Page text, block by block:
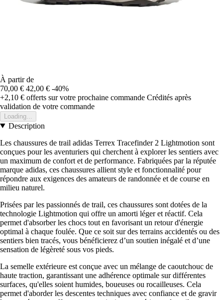
À partir de
70,00 € 42,00 € -40%
+2,10 € offerts sur votre prochaine commande Crédités après
validation de votre commande
Loading...
Description
Les chaussures de trail adidas Terrex Tracefinder 2 Lightmotion sont
conçues pour les aventuriers qui cherchent à explorer les sentiers avec
un maximum de confort et de performance. Fabriquées par la réputée
marque adidas, ces chaussures allient style et fonctionnalité pour
répondre aux exigences des amateurs de randonnée et de course en
milieu naturel.
Prisées par les passionnés de trail, ces chaussures sont dotées de la
technologie Lightmotion qui offre un amorti léger et réactif. Cela
permet d'absorber les chocs tout en favorisant un retour d'énergie
optimal à chaque foulée. Que ce soit sur des terrains accidentés ou des
sentiers bien tracés, vous bénéficierez d’un soutien inégalé et d’une
sensation de légèreté sous vos pieds.
La semelle extérieure est conçue avec un mélange de caoutchouc de
haute traction, garantissant une adhérence optimale sur différentes
surfaces, qu'elles soient humides, boueuses ou rocailleuses. Cela
permet d'aborder les descentes techniques avec confiance et de gravir